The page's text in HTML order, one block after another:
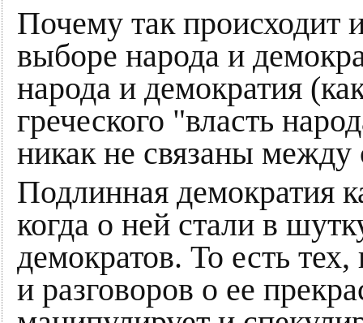
Почему так происходит
выборе народа и
народа и демократия
греческого "власть
никак не связаны между
Подлинная демократия
когда о ней стали в
демократов. То есть
и разговоров о ее